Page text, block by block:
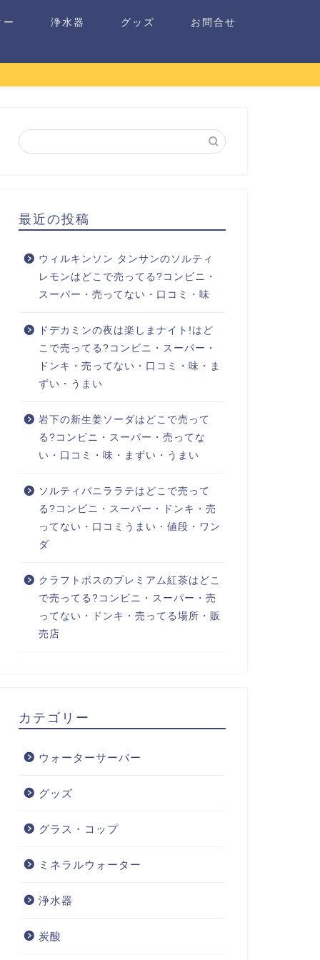
浄水器 グッズ お問合せ
最近の投稿
ウィルキンソン タンサンのソルティ
レモンはどこで売ってる?コンビニ・
スーパー・売ってない・口コミ・味
ドデカミンの夜は楽しまナイト!はど
こで売ってる?コンビニ・スーパー・
ドンキ・売ってない・口コミ・味・ま
ずい・うまい
岩下の新生姜ソーダはどこで売って
る?コンビニ・スーパー・売ってな
い・口コミ・味・まずい・うまい
ソルティバニララテはどこで売って
る?コンビニ・スーパー・ドンキ・売
ってない・口コミうまい・値段・ワン
ダ
クラフトボスのプレミアム紅茶はどこ
で売ってる?コンビニ・スーパー・売
ってない・ドンキ・売ってる場所・販
売店
カテゴリー
ウォーターサーバー
グッズ
グラス・コップ
ミネラルウォーター
浄水器
炭酸